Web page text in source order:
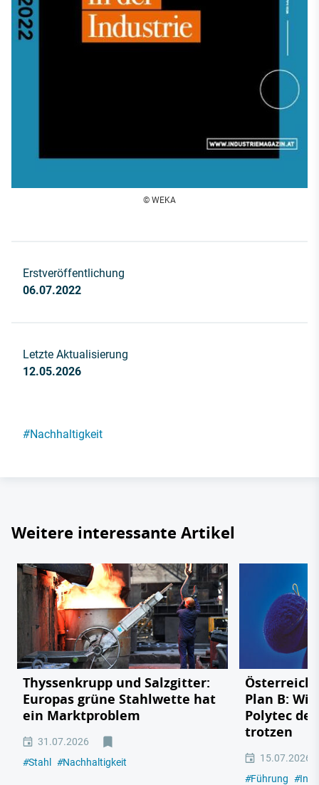
© WEKA
Erstveröffentlichung
06.07.2022
Letzte Aktualisierung
12.05.2026
#Nachhaltigkeit
Weitere interessante Artikel
Thyssenkrupp und Salzgitter:
Europas grüne Stahlwette hat
ein Marktproblem
31.07.2026
#Stahl #Nachhaltigkeit
Plan B:
Polytec
trotzen
15.07.2026
#Führung #